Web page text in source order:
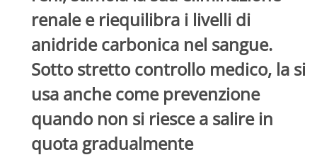
renale e riequilibra i livelli di
anidride carbonica nel sangue.
Sotto stretto controllo medico, la si
usa anche come prevenzione
quando non si riesce a salire in
quota gradualmente